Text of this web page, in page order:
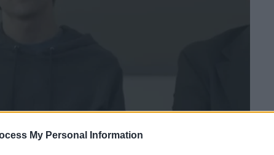
My Personal Information